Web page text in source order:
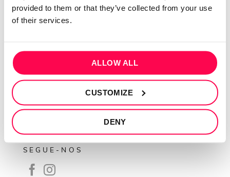
provided to them or that they’ve collected from your use
of their services.
ALLOW ALL
CUSTOMIZE
DENY
Conta cliente
Política de privacidade
Termos e condições
Resolução de conflitos
SEGUE-NOS